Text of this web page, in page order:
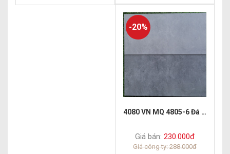
-20%
4080 VN MQ 4805-6 Đá mờ
Giá bán: 230.000đ
Giá công ty: 288.000đ